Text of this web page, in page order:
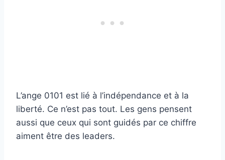
L’ange 0101 est lié à l’indépendance et à la
liberté. Ce n’est pas tout. Les gens pensent
aussi que ceux qui sont guidés par ce chiffre
aiment être des leaders.